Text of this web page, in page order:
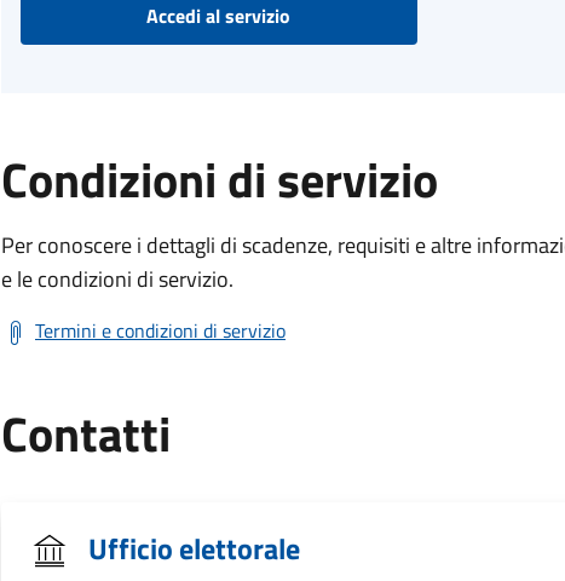
Accedi al servizio
Condizioni di servizio
Per conoscere i dettagli di scadenze, requisiti e altre
e le condizioni di servizio.
Termini e condizioni di servizio
Contatti
Ufficio elettorale